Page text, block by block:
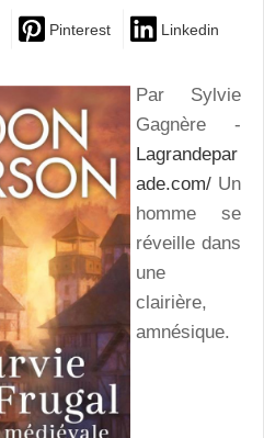
Pinterest Linkedin
Par Sylvie
Gagnère -
Lagrandepar
ade.com/ Un
homme se
réveille dans
une
clairière,
amnésique.